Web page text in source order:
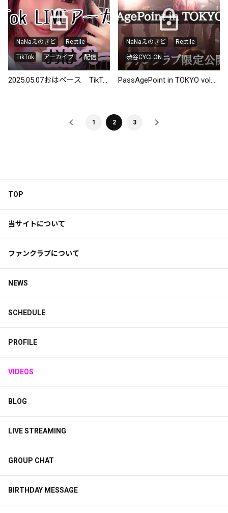
NaNaえのきど Reptile
TikTok アーカイブ 配信
2025.05.07おはベース TikTokLIVEアーカイブ！
NaNaえのきど Reptile
渋谷CYCLON
PassAgePoint in TOKYO vol.1 @渋谷サイクロン 全体カメラ
1 2 3
TOP
当サイトについて
ファンクラブについて
NEWS
SCHEDULE
PROFILE
VIDEOS
BLOG
LIVE STREAMING
GROUP CHAT
BIRTHDAY MESSAGE